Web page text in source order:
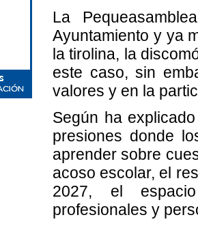
La
Ayuntamiento y ya
la tirolina, la
este caso, sin
valores y en la
Según ha
presiones donde
aprender sobre
acoso escolar, el
2027, el
profesionales y